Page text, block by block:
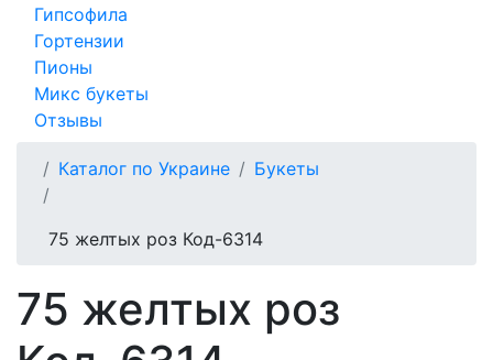
Гипсофила
Гортензии
Пионы
Микс букеты
Отзывы
Каталог по Украине Букеты
75 желтых роз Код-6314
75 желтых роз